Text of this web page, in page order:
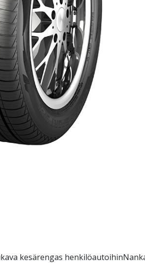
kesärengas